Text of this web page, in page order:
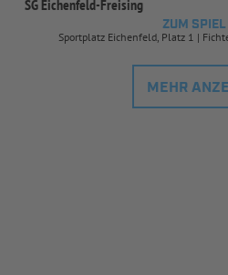
SG Eichenfeld-Freising
ZUM SPIEL
Sportplatz Eichenfeld, Platz 1 |
MEHR